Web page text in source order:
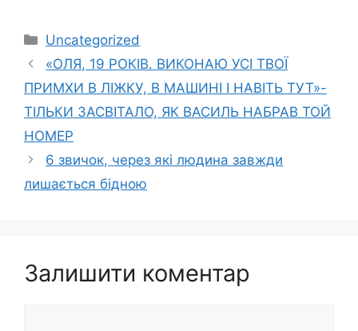
Категорії
Uncategorized
«ОЛЯ, 19 РОКІВ. ВИКОНАЮ УСІ ТВОЇ
ПРИМХИ В ЛIЖКУ, В МAШИНІ І НАВІТЬ ТУТ»-
ТІЛЬКИ ЗАСВІТАЛО, ЯК ВАСИЛЬ НАБРАВ ТОЙ
НОМЕР
6 звичок, через які людина завжди
лишається бідною
Залишити коментар